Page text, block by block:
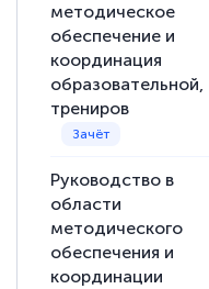
методическое
обеспечение и
координация
образовательной,
трениров
Руководство в
области
методического
обеспечения и
координации